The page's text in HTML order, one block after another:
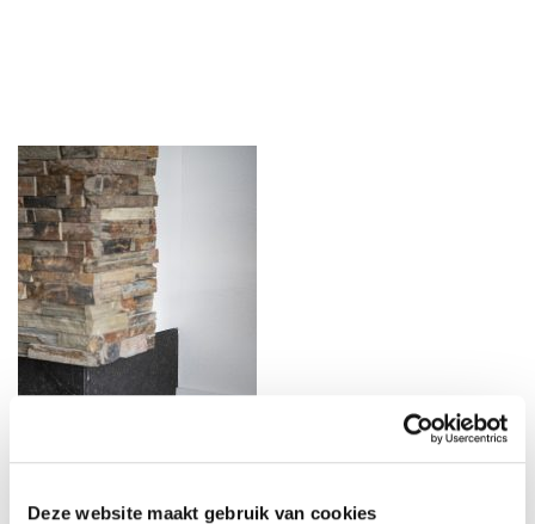
Deze website maakt gebruik van cookies